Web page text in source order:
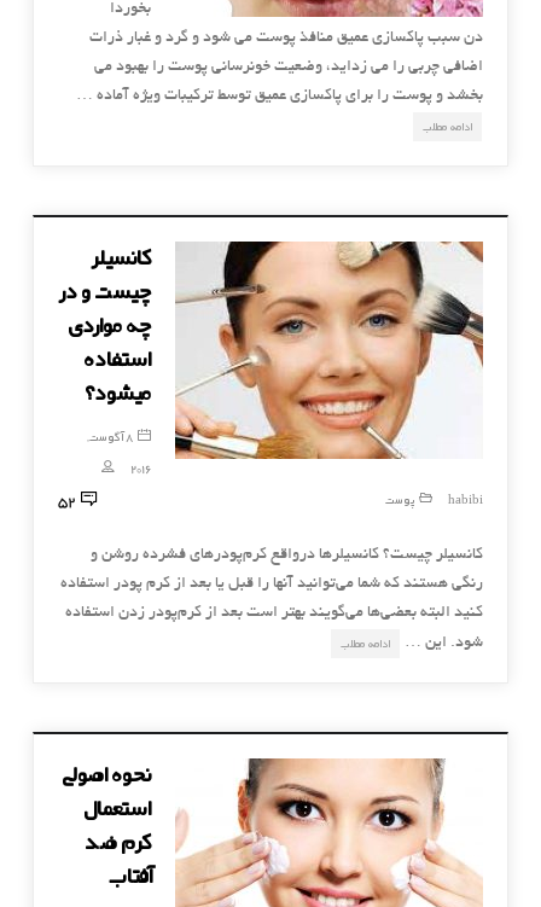
بخوردا
دن سبب پاكسازی عمیق منافذ پوست می شود و گرد و غبار ذرات
اضافی چربی را می زداید، وضعیت خونرسانی پوست را بهبود می
بخشد و پوست را برای پاكسازی عمیق توسط تركیبات ویژه آماده …
ادامه مطلب
کانسیلر
چیست و در
چه مواردی
استفاده
میشود؟
8 آگوست,
2016
habibi
پوست 52
کانسیلر چیست؟ کانسیلرها درواقع کرم‌پودرهای فشرده روشن و
رنگی هستند که شما می‌توانید آنها را قبل یا بعد از کرم پودر استفاده
کنید البته بعضی‌ها می‌گویند بهتر است بعد از کرم‌پودر زدن استفاده
شود. این …
ادامه مطلب
نحوه اصولی
استعمال
کرم ضد
آفتاب